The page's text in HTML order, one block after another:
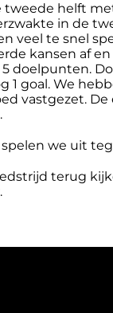
helft
in de
veel te snel
kansen af
doelpunten.
1 goal. We
vastgezet. De
we uit
terug